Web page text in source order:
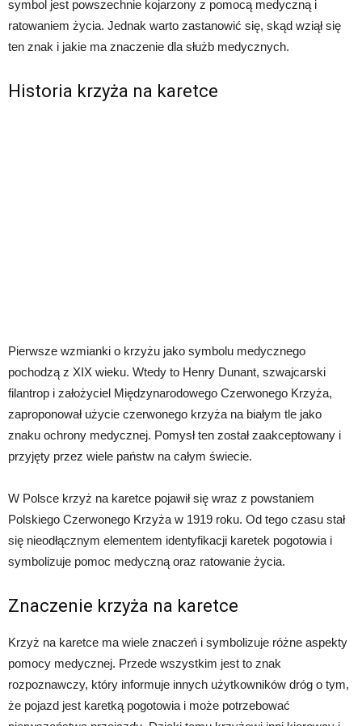
symbol jest powszechnie kojarzony z pomocą medyczną i
ratowaniem życia. Jednak warto zastanowić się, skąd wziął się
ten znak i jakie ma znaczenie dla służb medycznych.
Historia krzyża na karetce
Pierwsze wzmianki o krzyżu jako symbolu medycznego
pochodzą z XIX wieku. Wtedy to Henry Dunant, szwajcarski
filantrop i założyciel Międzynarodowego Czerwonego Krzyża,
zaproponował użycie czerwonego krzyża na białym tle jako
znaku ochrony medycznej. Pomysł ten został zaakceptowany i
przyjęty przez wiele państw na całym świecie.
W Polsce krzyż na karetce pojawił się wraz z powstaniem
Polskiego Czerwonego Krzyża w 1919 roku. Od tego czasu stał
się nieodłącznym elementem identyfikacji karetek pogotowia i
symbolizuje pomoc medyczną oraz ratowanie życia.
Znaczenie krzyża na karetce
Krzyż na karetce ma wiele znaczeń i symbolizuje różne aspekty
pomocy medycznej. Przede wszystkim jest to znak
rozpoznawczy, który informuje innych użytkowników dróg o tym,
że pojazd jest karetką pogotowia i może potrzebować